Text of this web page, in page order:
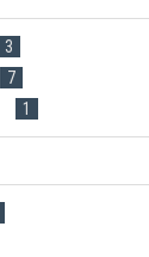
3
7
1